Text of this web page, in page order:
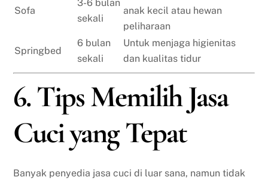
Sofa
3-6 bulan
sekali
anak kecil atau hewan
peliharaan
Springbed
6 bulan
sekali
Untuk menjaga higienitas
dan kualitas tidur
6. Tips Memilih Jasa
Cuci yang Tepat
Banyak penyedia jasa cuci di luar sana, namun tidak